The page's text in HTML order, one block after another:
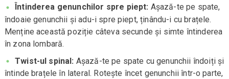
Întinderea genunchilor spre piept: Așază-te pe spate,
îndoaie genunchii și adu-i spre piept, ținându-i cu brațele.
Menține această poziție câteva secunde și simte întinderea
în zona lombară.
Twist-ul spinal: Așază-te pe spate cu genunchii îndoiți și
întinde brațele în lateral. Rotește încet genunchii într-o parte,